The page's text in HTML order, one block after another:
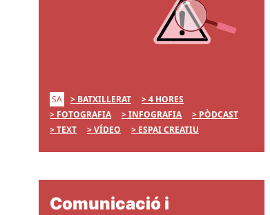
SA BATXILLERAT
4 HORES
FOTOGRAFIA
INFOGRAFIA
PÒDCAST
TEXT
VÍDEO ESPAI CREATIU
Comunicació i